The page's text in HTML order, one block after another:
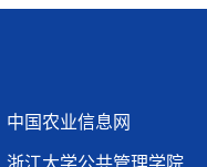
中国农业信息网
浙江大学公共管理学院